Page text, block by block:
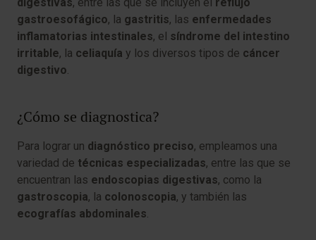
gastroesofágico, la gastritis, las enfermedades
inflamatorias intestinales, el síndrome del intestino
irritable, la celiaquía y los diversos tipos de cáncer
digestivo.
¿Cómo se diagnostica?
Para lograr un diagnóstico preciso, empleamos una
variedad de técnicas especializadas, entre las que se
encuentran las endoscopias digestivas, como la
gastroscopia, la colonoscopia, y también las
ecografías abdominales.